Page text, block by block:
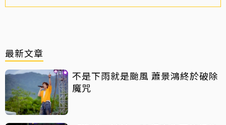
最新文章
不是下雨就是颱風 蕭景鴻終於破除
魔咒